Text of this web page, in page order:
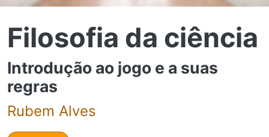
Filosofia da ciência
Introdução ao jogo e a suas
regras
Rubem Alves